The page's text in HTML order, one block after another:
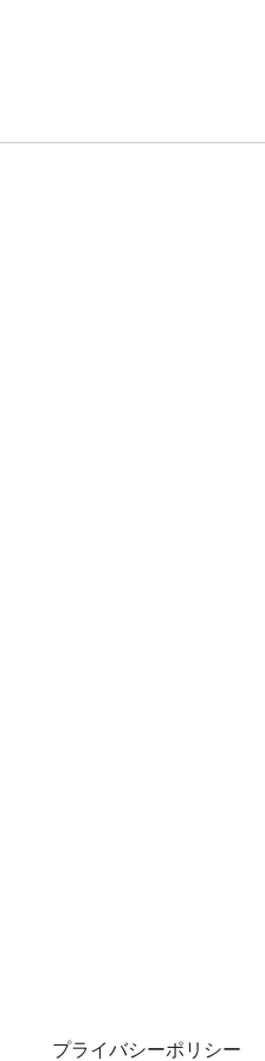
プライバシーポリシー